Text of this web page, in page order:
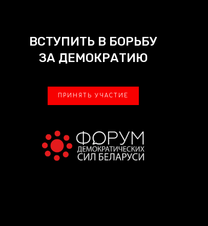
ВСТУПИТЬ В БОРЬБУ
ЗА ДЕМОКРАТИЮ
ПРИНЯТЬ УЧАСТИЕ